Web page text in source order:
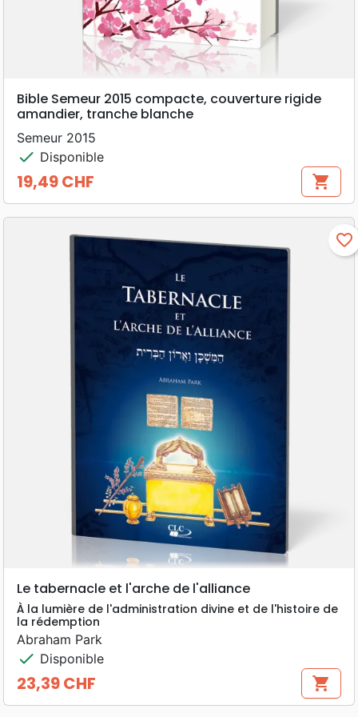
Bible Semeur 2015 compacte, couverture rigide
amandier, tranche blanche
Semeur 2015
check Disponible
Prix
19,49 CHF shopping_cart
favorite_border
Le tabernacle et l'arche de l'alliance
À la lumière de l'administration divine et de l'histoire de
la rédemption
Abraham Park
check Disponible
Prix
23,39 CHF shopping_cart